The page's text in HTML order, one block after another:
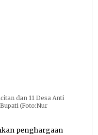
dan 11 Desa Anti
(Foto:Nur
penghargaan